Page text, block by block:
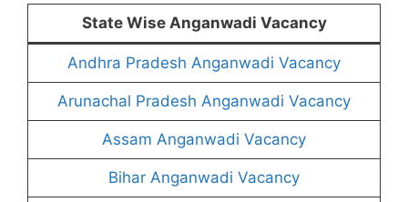
State Wise Anganwadi Vacancy
Andhra Pradesh Anganwadi Vacancy
Arunachal Pradesh Anganwadi Vacancy
Assam Anganwadi Vacancy
Bihar Anganwadi Vacancy